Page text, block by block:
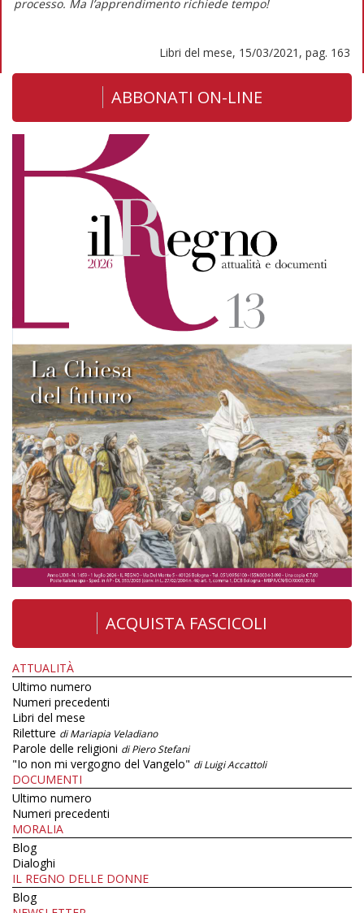
processo. Ma l’apprendimento richiede tempo!
Libri del mese, 15/03/2021, pag. 163
ABBONATI ON-LINE
ACQUISTA FASCICOLI
ATTUALITÀ
Ultimo numero
Numeri precedenti
Libri del mese
Riletture di Mariapia Veladiano
Parole delle religioni di Piero Stefani
"Io non mi vergogno del Vangelo" di Luigi Accattoli
DOCUMENTI
Ultimo numero
Numeri precedenti
MORALIA
Blog
Dialoghi
IL REGNO DELLE DONNE
Blog